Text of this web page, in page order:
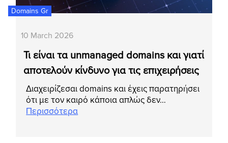
Domains Gr
10 March 2026
Τι είναι τα unmanaged domains και γιατί
αποτελούν κίνδυνο για τις επιχειρήσεις
Διαχειρίζεσαι domains και έχεις παρατηρήσει
ότι με τον καιρό κάποια απλώς δεν…
Περισσότερα